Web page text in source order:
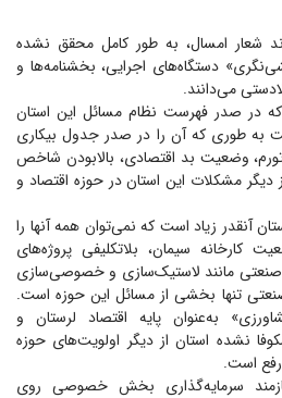
شعار امسال، به طور کامل محقق نشده
دستگاه‌های اجرایی، بخشنامه‌ها و
می‌دانند.
در صدر فهرست نظام مسائل این استان
به طوری که آن را در صدر جدول بیکاری
وضعیت بد اقتصادی، بالابودن شاخص
دیگر مشکلات این استان در حوزه اقتصاد و
آنقدر زیاد است که نمی‌توان همه آنها را
کارخانه سیمان، بلاتکلیفی پروژه‌های
مانند لاستیک‌سازی و خصوصی‌سازی
تنها بخشی از مسائل این حوزه است.
به‌عنوان پایه اقتصاد لرستان و
نشده استان از دیگر اولویت‌های حوزه
رفع است.
سرمایه‌گذاری بخش خصوصی روی